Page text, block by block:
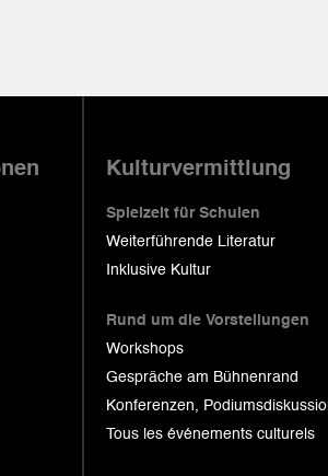
Kulturvermittlung
Spielzeit für Schulen
Weiterführende Literatur
Inklusive Kultur
Rund um die Vorstellungen
Workshops
Gespräche am Bühnenrand
Konferenzen,
Tous les événements culturels